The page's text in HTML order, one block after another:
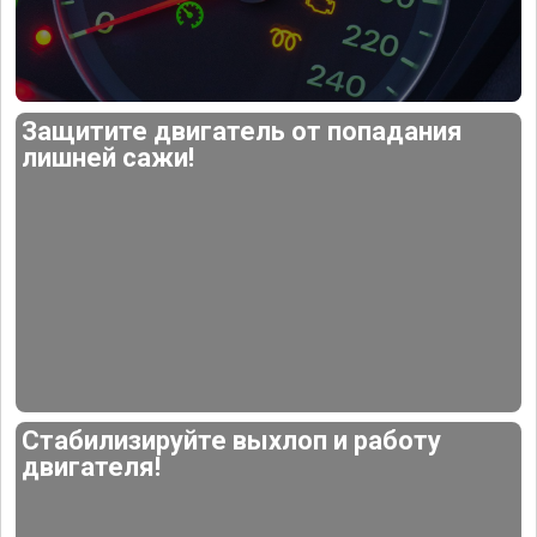
Защитите двигатель от попадания
лишней сажи!
Стабилизируйте выхлоп и работу
двигателя!